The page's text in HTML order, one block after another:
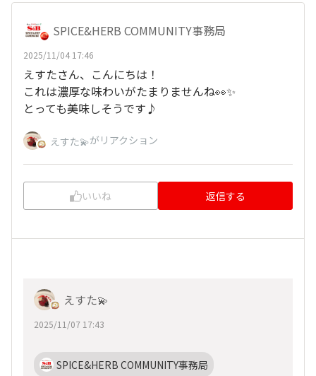
SPICE&HERB COMMUNITY事務局
2025/11/04 17:46
えすたさん、こんにちは！
これは濃厚な味わいがたまりませんね👀✨
とっても美味しそうです♪
えすた💫がリアクション
いいね 返信する
えすた💫
2025/11/07 17:43
SPICE&HERB COMMUNITY事務局